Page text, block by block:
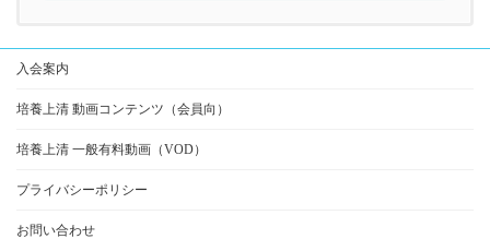
入会案内
培養上清 動画コンテンツ（会員向）
培養上清 一般有料動画（VOD）
プライバシーポリシー
お問い合わせ